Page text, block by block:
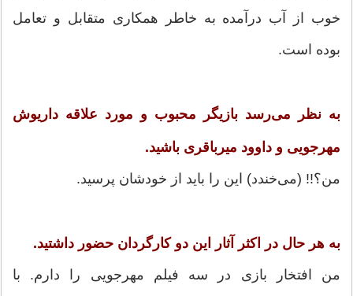
خوب از آب درآمده به خاطر همکاری متقابل و تعامل
بوده است.
به نظر می‌رسد بازیگر محبوب و مورد علاقه داریوش
مهرجویی و داوود میرباقری باشید.
من؟!! (می‌خندد) این را باید از خودشان پرسید.
به هر حال در اکثر آثار این دو کارگردان حضور داشتید.
من افتخار بازی در سه فیلم مهرجویی را دارم. با